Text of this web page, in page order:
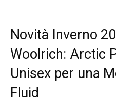
Novità Inverno
Woolrich: Arctic
Unisex per una
Fluid